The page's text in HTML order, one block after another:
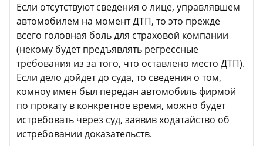
Если отсутствуют сведения о лице, управлявшем
автомобилем на момент ДТП, то это прежде
всего головная боль для страховой компании
(некому будет предъявлять регрессные
требования из за того, что оставлено место ДТП).
Если дело дойдет до суда, то сведения о том,
комноу имен был передан автомобиль фирмой
по прокату в конкретное время, можно будет
истребовать через суд, заявив ходатайство об
истребовании доказательств.